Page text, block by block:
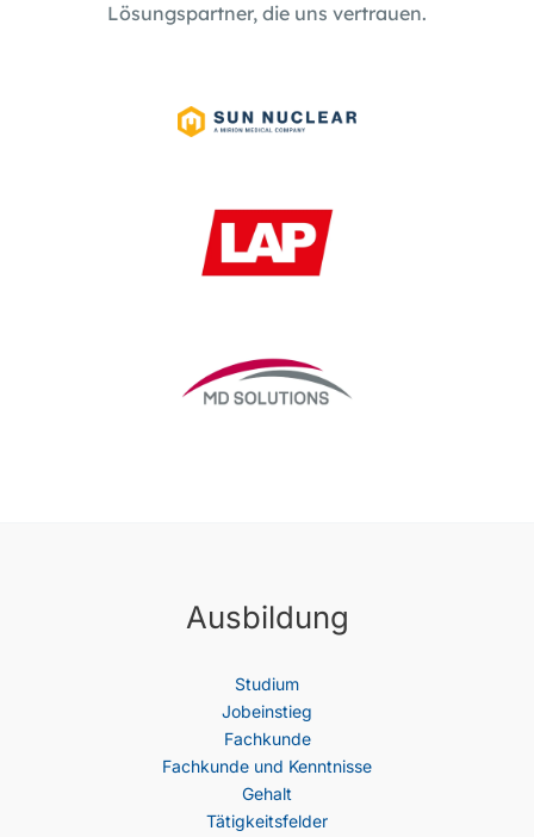
Lösungspartner, die uns vertrauen.
Ausbildung
Studium
Jobeinstieg
Fachkunde
Fachkunde und Kenntnisse
Gehalt
Tätigkeitsfelder